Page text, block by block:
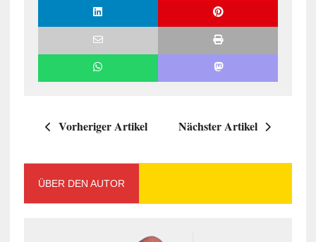
Vorheriger Artikel Nächster Artikel
ÜBER DEN AUTOR